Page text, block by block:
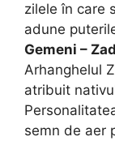
zilele în care
adune
Gemeni –
Arhanghelul
atribuit
semn de aer